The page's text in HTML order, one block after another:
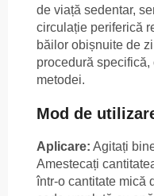
de viață sedentar,
circulație periferică
băilor obișnuite de
procedură
metodei.
Mod de
Aplicare: Agitați
Amestecați
într-o cantitate mică